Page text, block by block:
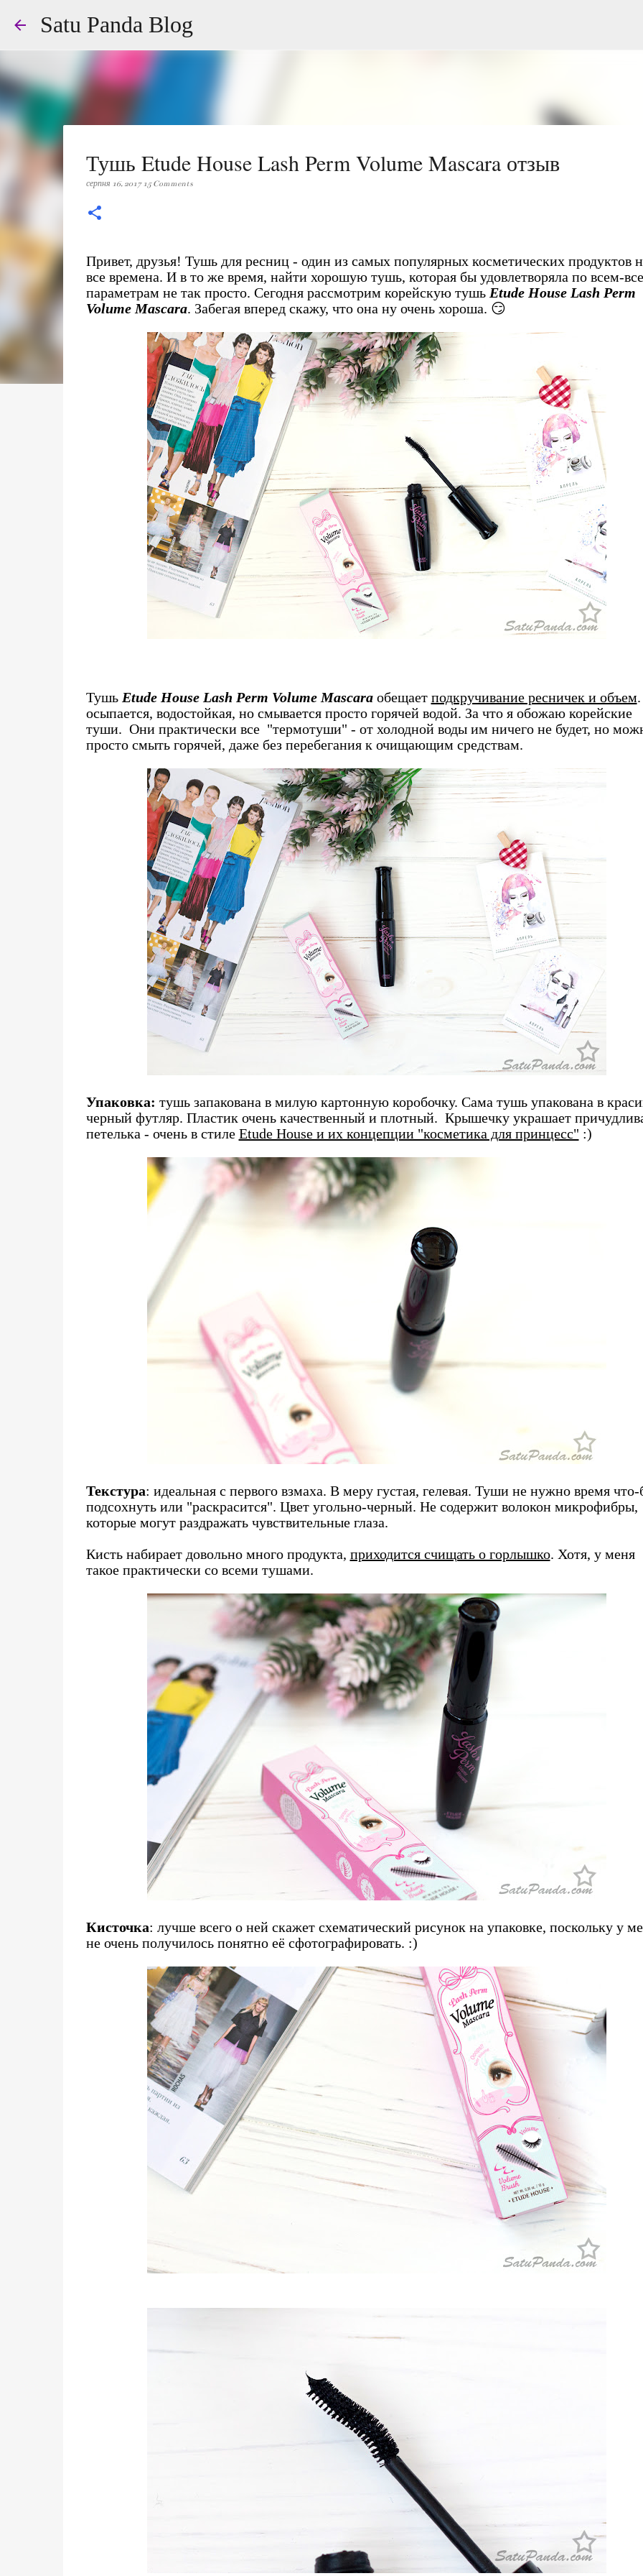
Satu Panda Blog
Тушь Etude House Lash Perm Volume Mascara отзыв
серпня 16, 201715 Comments
Привет, друзья! Тушь для ресниц - один из самых популярных косметических продуктов
все времена. И в то же время, найти хорошую тушь, которая бы удовлетворяла по всем-
параметрам не так просто. Сегодня рассмотрим корейскую тушь Etude House Lash Perm
Volume Mascara. Забегая вперед скажу, что она ну очень хороша. 😏
Тушь Etude House Lash Perm Volume Mascaraобещает подкручивание ресничек и объем
осыпается, водостойкая, но смывается просто горячей водой. За что я обожаю корейские
туши. Они практически все "термотуши" - от холодной воды им ничего не будет, но
просто смыть горячей, даже без перебегания к очищающим средствам.
Упаковка: тушь запакована в милую картонную коробочку. Сама тушь упакована в
черный футляр. Пластик очень качественный и плотный. Крышечку украшает
петелька - очень в стиле Etude House и их концепции "косметика для принцесс" :)
Текстура: идеальная с первого взмаха. В меру густая, гелевая. Туши не нужно время
подсохнуть или "раскрасится". Цвет угольно-черный. Не содержит волокон микрофибры,
которые могут раздражать чувствительные глаза.
Кисть набирает довольно много продукта, приходится счищать о горлышко. Хотя, у меня
такое практически со всеми тушами.
Кисточка: лучше всего о ней скажет схематический рисунок на упаковке, поскольку у
не очень получилось понятно её сфотографировать. :)